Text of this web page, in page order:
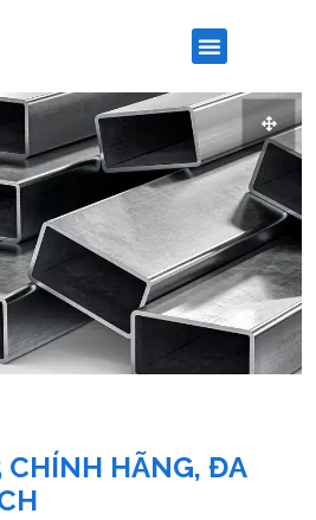
CHÍNH HÃNG, ĐA